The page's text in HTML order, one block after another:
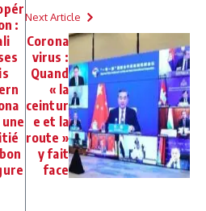
:
Next Article
Corona
virus :
Quand
« la
ceintur
e et la
route »
y fait
face